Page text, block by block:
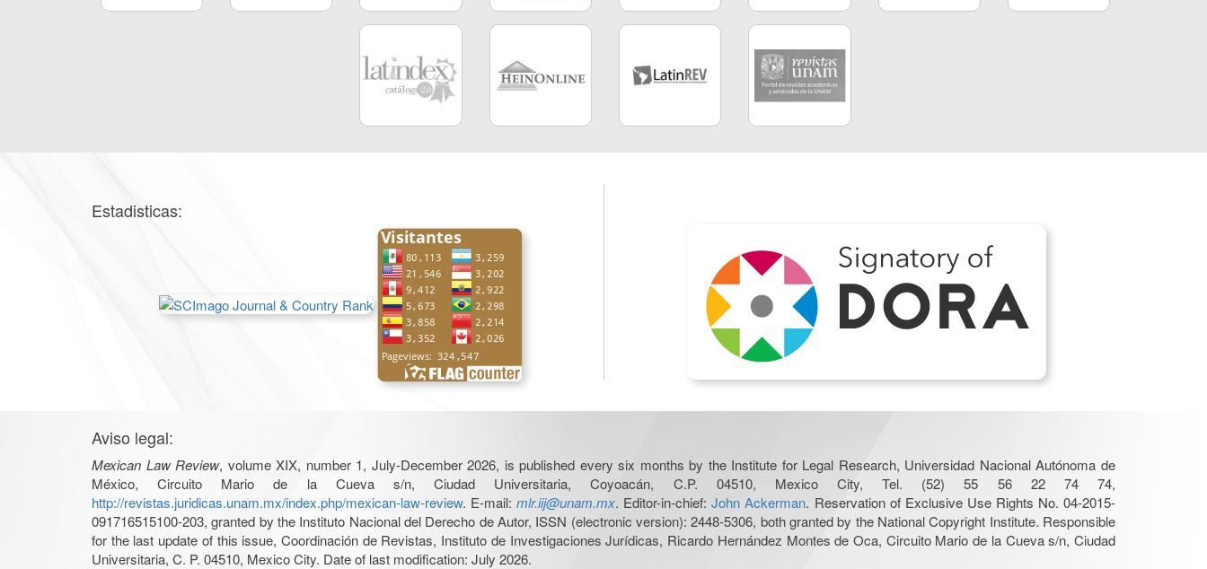
Estadisticas:
Aviso legal:
Mexican Law Review, volume XIX, number 1, July-December 2026, is published every six months by the Institute for Legal Research, Universidad Nacional Autónoma de
México, Circuito Mario de la Cueva s/n, Ciudad Universitaria, Coyoacán, C.P. 04510, Mexico City, Tel. (52) 55 56 22 74 74,
http://revistas.juridicas.unam.mx/index.php/mexican-law-review. E-mail:mlr.iij@unam.mx. Editor-in-chief:John Ackerman. Reservation of Exclusive Use Rights No. 04-2015-
091716515100-203, granted by the Instituto Nacional del Derecho de Autor, ISSN (electronic version): 2448-5306, both granted by the National Copyright Institute. Responsible
for the last update of this issue, Coordinación de Revistas, Instituto de Investigaciones Jurídicas, Ricardo Hernández Montes de Oca, Circuito Mario de la Cueva s/n, Ciudad
Universitaria, C. P. 04510, Mexico City. Date of last modification: July 2026.